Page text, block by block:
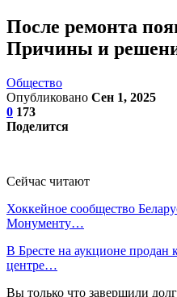
После ремонта
Причины и
Общество
Опубликовано Сен 1, 2025
0 173
Поделится
Сейчас читают
Хоккейное сообщество
Монументу…
В Бресте на аукционе продан
центре…
Вы только что завершили